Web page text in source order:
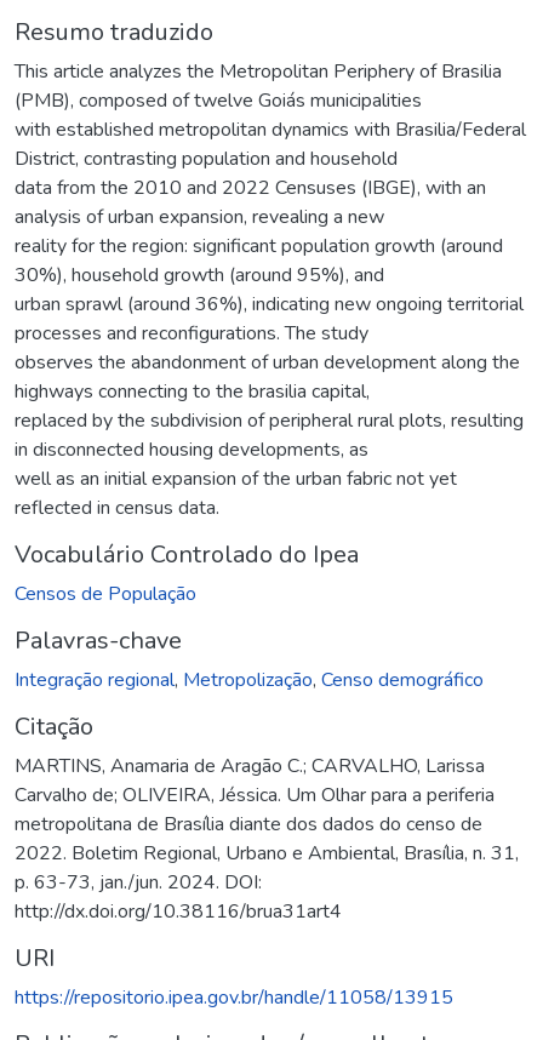
Resumo traduzido
This article analyzes the Metropolitan Periphery of Brasilia
(PMB), composed of twelve Goiás municipalities
with established metropolitan dynamics with Brasilia/Federal
District, contrasting population and household
data from the 2010 and 2022 Censuses (IBGE), with an
analysis of urban expansion, revealing a new
reality for the region: significant population growth (around
30%), household growth (around 95%), and
urban sprawl (around 36%), indicating new ongoing territorial
processes and reconfigurations. The study
observes the abandonment of urban development along the
highways connecting to the brasilia capital,
replaced by the subdivision of peripheral rural plots, resulting
in disconnected housing developments, as
well as an initial expansion of the urban fabric not yet
reflected in census data.
Vocabulário Controlado do Ipea
Censos de População
Palavras-chave
Integração regional, Metropolização, Censo demográfico
Citação
MARTINS, Anamaria de Aragão C.; CARVALHO, Larissa
Carvalho de; OLIVEIRA, Jéssica. Um Olhar para a periferia
metropolitana de Brasília diante dos dados do censo de
2022. Boletim Regional, Urbano e Ambiental, Brasília, n. 31,
p. 63-73, jan./jun. 2024. DOI:
http://dx.doi.org/10.38116/brua31art4
URI
https://repositorio.ipea.gov.br/handle/11058/13915